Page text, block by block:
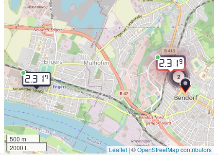
2.319
2.319 2
500 m
2000 ft
Leaflet | ©OpenStreetMap contributors